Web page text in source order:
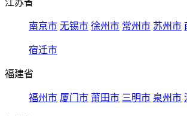
江苏省
南京市 无锡市 徐州市 常州市 苏州市
宿迁市
福建省
福州市 厦门市 莆田市 三明市 泉州市